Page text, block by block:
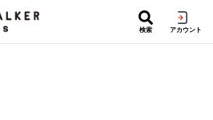
検索 アカウント